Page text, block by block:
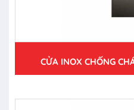
CỬA INOX CHỐNG